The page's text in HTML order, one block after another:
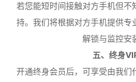
若您能短时间接触对方手机但不
持。我们将根据对方手机提供
解锁与监控安
五、终身
开通终身会员后，可享受由我